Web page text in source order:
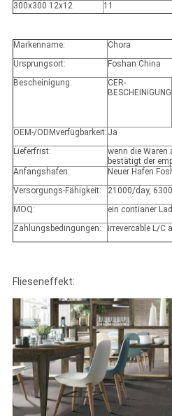
300x300 12x12
11
Markenname:
Chora
Ursprungsort:
Foshan China
Bescheinigung:
CER-
BESCHEINIGUNG
OEM-/ODMverfügbarkeit: Ja
Lieferfrist:
wenn die Waren
bestätigt der
Anfangshafen:
Neuer Hafen
Versorgungs-Fähigkeit:
21000/day,
MOQ:
ein contianer
Zahlungsbedingungen:
irrevercable L/C
Flieseneffekt: